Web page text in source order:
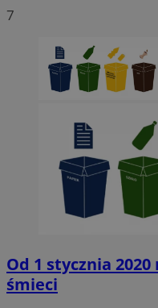
7
Od 1 stycznia
śmieci